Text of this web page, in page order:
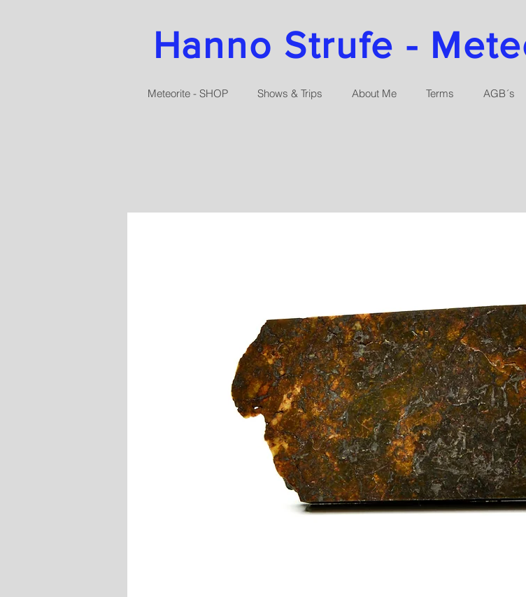
Hanno Strufe -
Meteorite - SHOP Shows & Trips About Me Terms AGB´s